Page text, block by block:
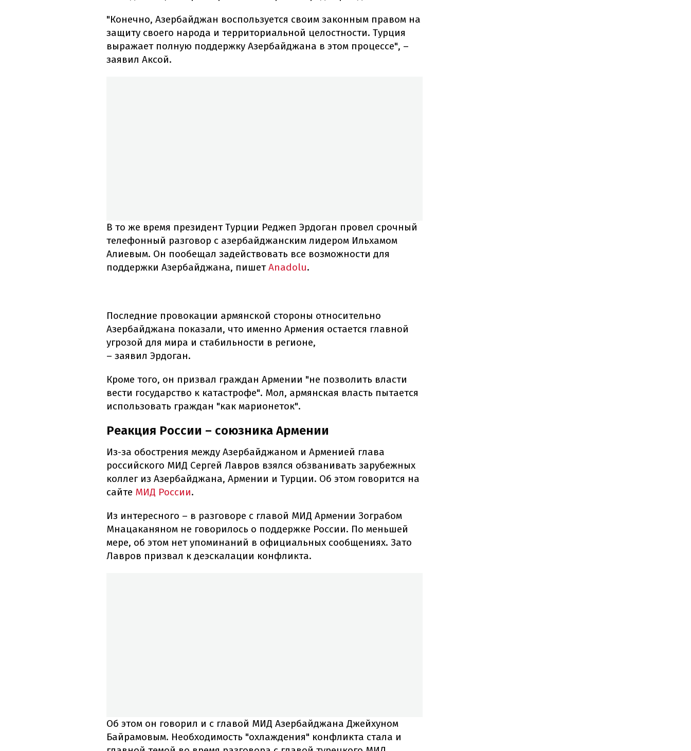
"Конечно, Азербайджан воспользуется своим законным правом на
защиту своего народа и территориальной целостности. Турция
выражает полную поддержку Азербайджана в этом процессе", –
заявил Аксой.
В то же время президент Турции Реджеп Эрдоган провел срочный
телефонный разговор с азербайджанским лидером Ильхамом
Алиевым. Он пообещал задействовать все возможности для
поддержки Азербайджана, пишетAnadolu.
Последние провокации армянской стороны относительно
Азербайджана показали, что именно Армения остается главной
угрозой для мира и стабильности в регионе,
– заявил Эрдоган.
Кроме того, он призвал граждан Армении "не позволить власти
вести государство к катастрофе". Мол, армянская власть пытается
использовать граждан "как марионеток".
Реакция России – союзника Армении
Из-за обострения между Азербайджаном и Арменией глава
российского МИД Сергей Лавров взялся обзванивать зарубежных
коллег из Азербайджана, Армении и Турции. Об этом говорится на
сайте МИД России.
Из интересного – в разговоре с главой МИД Армении Зограбом
Мнацаканяном не говорилось о поддержке России. По меньшей
мере, об этом нет упоминаний в официальных сообщениях. Зато
Лавров призвал к деэскалации конфликта.
Об этом он говорил и с главой МИД Азербайджана Джейхуном
Байрамовым. Необходимость "охлаждения" конфликта стала и